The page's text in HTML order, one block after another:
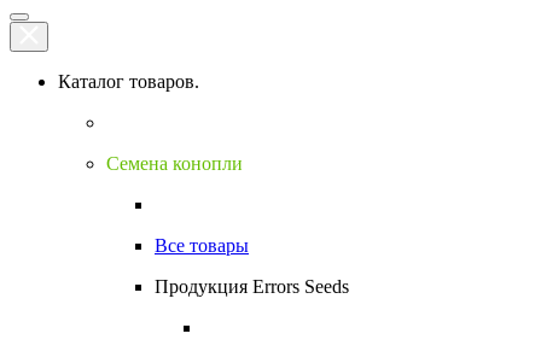
Каталог товаров.
Семена конопли
Все товары
Продукция Errors Seeds